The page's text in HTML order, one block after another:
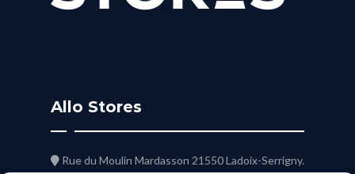
Allo Stores
Rue du Moulin Mardasson 21550 Ladoix-Serrigny.